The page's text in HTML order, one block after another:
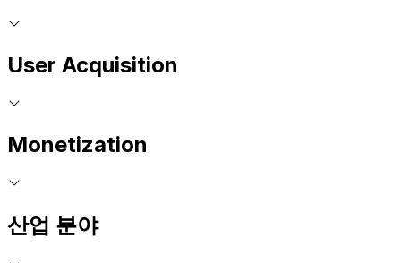
User Acquisition
Monetization
산업 분야